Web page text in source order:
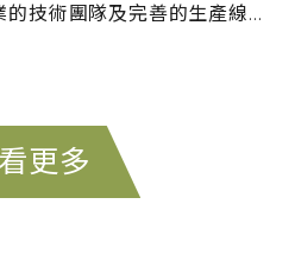
技術團隊及完善的生產線，
更多